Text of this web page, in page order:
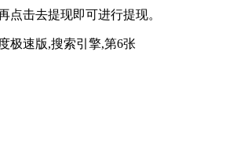
击去提现即可进行提现。